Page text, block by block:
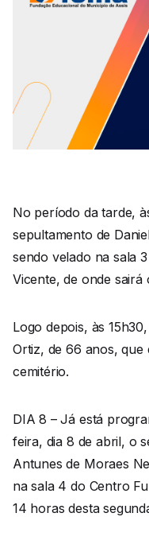
No período da tarde,
sepultamento de
sendo velado na sala
Vicente, de onde
Logo depois, às
Ortiz, de 66 anos,
cemitério.
DIA 8 – Já está
feira, dia 8 de abril, o
Antunes de Moraes
na sala 4 do Centro
14 horas desta